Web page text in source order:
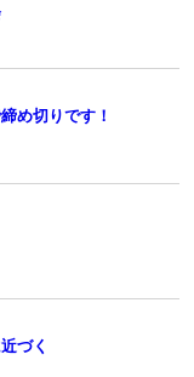
め切りです！
づく